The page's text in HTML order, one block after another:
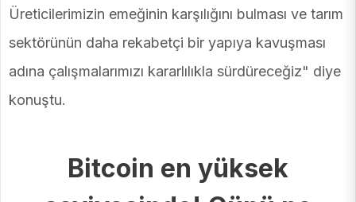
Üreticilerimizin emeğinin karşılığını bulması ve tarım
sektörünün daha rekabetçi bir yapıya kavuşması
adına çalışmalarımızı kararlılıkla sürdüreceğiz" diye
konuştu.
Bitcoin en yüksek